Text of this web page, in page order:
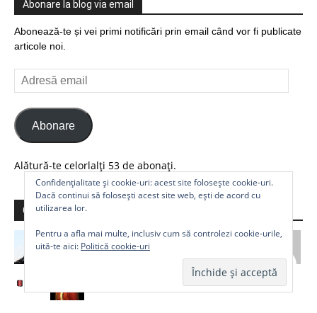
Abonare la blog via email
Abonează-te și vei primi notificări prin email când vor fi publicate
articole noi.
Adresă
email
Abonare
Alătură-te celorlalți 53 de abonați.
Comunitate
Confidențialitate și cookie-uri: acest site folosește cookie-uri.
Dacă continui să folosești acest site web, ești de acord cu
utilizarea lor.
Pentru a afla mai multe, inclusiv cum să controlezi cookie-urile,
uită-te aici: Politică cookie-uri